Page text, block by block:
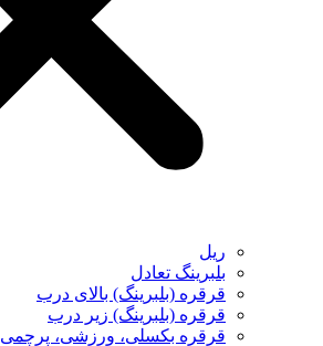
ریل
بلبرینگ تعادل
قرقره (بلبرینگ) بالای درب
قرقره (بلبرینگ) زیر درب
قرقره بکسلی، ورزشی، پرچمی